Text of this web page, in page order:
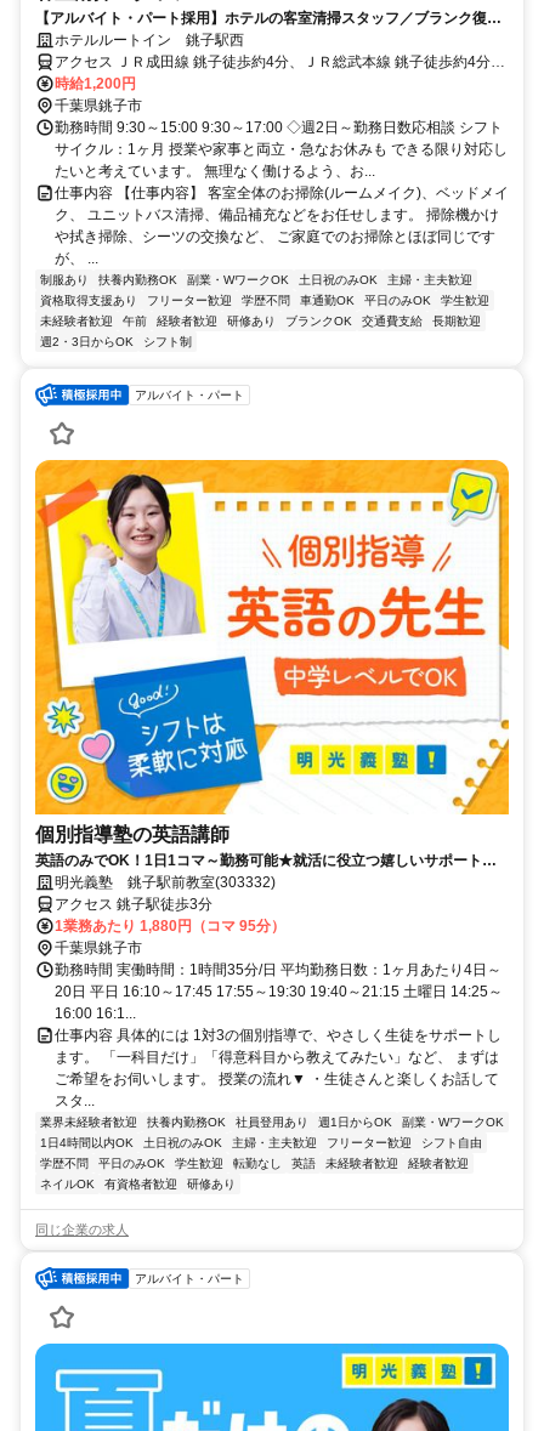
【アルバイト・パート採用】ホテルの客室清掃スタッフ／ブランク復
帰・未経験歓迎！主婦(夫)さん活躍中
ホテルルートイン 銚子駅西
アクセス ＪＲ成田線 銚子徒歩約4分、ＪＲ総武本線 銚子徒歩約4分、
銚子電気鉄道 銚子徒歩約4分
時給1,200円
千葉県銚子市
勤務時間 9:30～15:00 9:30～17:00 ◇週2日～勤務日数応相談 シフト
サイクル：1ヶ月 授業や家事と両立・急なお休みも できる限り対応し
たいと考えています。 無理なく働けるよう、お...
仕事内容 【仕事内容】 客室全体のお掃除(ルームメイク)、ベッドメイ
ク、 ユニットバス清掃、備品補充などをお任せします。 掃除機かけ
や拭き掃除、シーツの交換など、 ご家庭でのお掃除とほぼ同じです
が、 ...
制服あり 扶養内勤務OK 副業・WワークOK 土日祝のみOK
主婦・主夫歓迎
資格取得支援あり
フリーター歓迎 学歴不問 車通勤OK 平日のみOK
学生歓迎
未経験者歓迎
午前 経験者歓迎 研修あり ブランクOK 交通費支給
長期歓迎
週2・3日からOK
シフト制
アルバイト・パート
個別指導塾の英語講師
英語のみでOK！1日1コマ～勤務可能★就活に役立つ嬉しいサポートも
◎ミドル・シニアも活躍中
明光義塾 銚子駅前教室(303332)
アクセス 銚子駅徒歩3分
1業務あたり 1,880円（コマ 95分）
千葉県銚子市
勤務時間 実働時間：1時間35分/日 平均勤務日数：1ヶ月あたり4日～
20日 平日 16:10～17:45 17:55～19:30 19:40～21:15 土曜日 14:25～
16:00 16:1...
仕事内容 具体的には 1対3の個別指導で、やさしく生徒をサポートし
ます。 「一科目だけ」「得意科目から教えてみたい」など、 まずは
ご希望をお伺いします。 授業の流れ▼ ・生徒さんと楽しくお話して
スタ...
業界未経験者歓迎 扶養内勤務OK 社員登用あり 週1日からOK
副業・WワークOK
1日4時間以内OK
土日祝のみOK 主婦・主夫歓迎 フリーター歓迎
シフト自由
学歴不問
平日のみOK 学生歓迎 転勤なし 英語 未経験者歓迎
経験者歓迎
ネイルOK
有資格者歓迎 研修あり
同じ企業の求人
アルバイト・パート